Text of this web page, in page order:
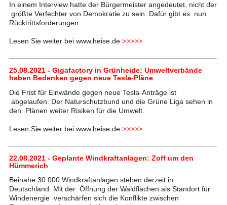
In einem Interview hatte der Bürgermeister angedeutet, nicht der
größte Verfechter von Demokratie zu sein. Dafür gibt es nun
Rücktrittsforderungen.
Lesen Sie weiter bei www.heise.de >>>>>
25.08.2021 - Gigafactory in Grünheide: Umweltverbände
haben Bedenken gegen neue Tesla-Pläne
Die Frist für Einwände gegen neue Tesla-Anträge ist
abgelaufen. Der Naturschutzbund und die Grüne Liga sehen in
den Plänen weiter Risiken für die Umwelt.
Lesen Sie weiter bei www.heise.de >>>>>
22.08.2021 - Geplante Windkraftanlagen: Zoff um den
Hümmerich
Beinahe 30.000 Windkraftanlagen stehen derzeit in
Deutschland. Mit der Öffnung der Waldflächen als Standort für
Windenergie verschärfen sich die Konflikte zwischen